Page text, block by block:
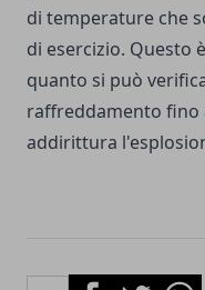
di temperature che
di esercizio. Questo
quanto si può
raffreddamento fino
addirittura